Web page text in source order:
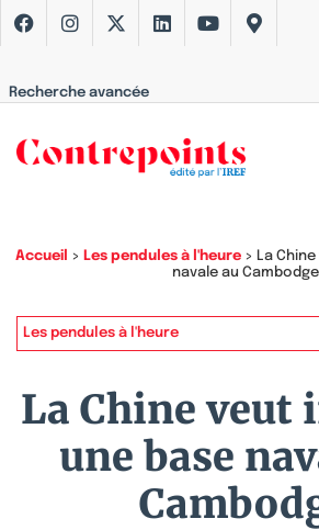
Recherche avancée
Accueil > Les pendules à l'heure> La
navale au Cambodge
Les pendules à l'heure
La Chine veut
une base